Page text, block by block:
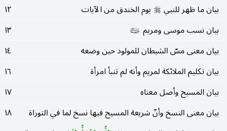
بيان ما ظهر للنبي صلى‌الله‌عليه‌وسلم يوم الخندق من الآيات
١٢
بيان نسب موسى ومريم عليهما‌السلام
١٣
بيان معنى مسّ الشيطان للمولود حين وضعه
١٤
بيان تكليم الملائكة لمريم وأنه لم تنبأ امرأة
١٦
بيان المسيح وأصل معناه
١٧
بيان معنى النسخ وأنّ شريعة المسيح فيها نسخ لما في التوراة
١٨